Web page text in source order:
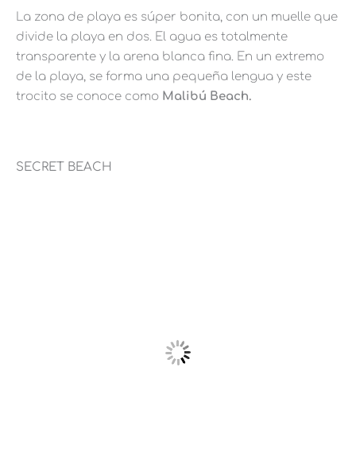
La zona de playa es súper bonita, con un muelle que
divide la playa en dos. El agua es totalmente
transparente y la arena blanca fina. En un extremo
de la playa, se forma una pequeña lengua y este
trocito se conoce como Malibú Beach.
SECRET BEACH